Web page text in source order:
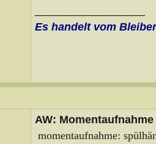
Es handelt vom
AW: Momentaufnahme
momentaufnahme: